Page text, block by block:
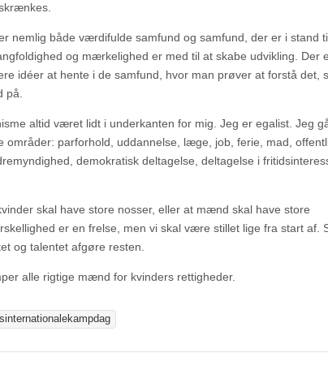
nemlig både værdifulde samfund og samfund, der er i stand
og mærkelighed er med til at skabe udvikling. Der
idéer at hente i de samfund, hvor man prøver at forstå det,
på.
altid været lidt i underkanten for mig. Jeg er egalist. Jeg
områder: parforhold, uddannelse, læge, job, ferie, mad,
demokratisk deltagelse, deltagelse i
skal have store nosser, eller at mænd skal have store
er en frelse, men vi skal være stillet lige fra start af.
og talentet afgøre resten.
alle rigtige mænd for kvinders rettigheder.